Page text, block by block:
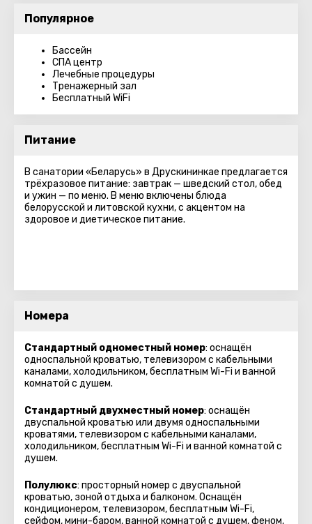
Популярное
Бассейн
СПА центр
Лечебные процедуры
Тренажерный зал
Бесплатный WiFi
Питание
В санатории «Беларусь» в Друскининкае предлагается
трёхразовое питание: завтрак — шведский стол, обед
и ужин — по меню. В меню включены блюда
белорусской и литовской кухни, с акцентом на
здоровое и диетическое питание.
Номера
Стандартный одноместный номер: оснащён
односпальной кроватью, телевизором с кабельными
каналами, холодильником, бесплатным Wi-Fi и ванной
комнатой с душем.
Стандартный двухместный номер: оснащён
двуспальной кроватью или двумя односпальными
кроватями, телевизором с кабельными каналами,
холодильником, бесплатным Wi-Fi и ванной комнатой с
душем.
Полулюкс: просторный номер с двуспальной
кроватью, зоной отдыха и балконом. Оснащён
кондиционером, телевизором, бесплатным Wi-Fi,
сейфом, мини-баром, ванной комнатой с душем, феном,